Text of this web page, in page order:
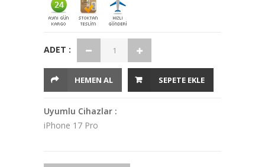
ADET :
HEMEN AL SEPETE EKLE
Uyumlu Cihazlar :
iPhone 17 Pro